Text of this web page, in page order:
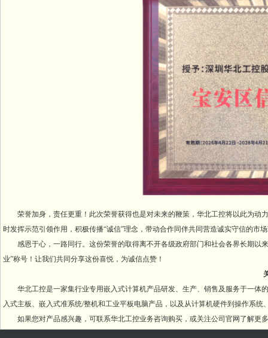
荣誉加身，责任更重！此次荣誉获得也是对未来的鞭策，华北工控将以此为动
时发挥示范引领作用，积极传播“诚信”理念，带动合作同伴共同营造诚实守信的市
感恩于心，一路同行。这份荣誉的取得离不开各级政府部门和社会各界长期以
业”称号！让我们共同分享这份喜悦，为诚信点赞！
华北工控是一家集行业专用嵌入式计算机产品研发、生产、销售及服务于一体
入式主板、嵌入式准系统/整机和工业平板电脑产品，以及从计算机硬件到操作系
如果您对产品感兴趣，可联系华北工控业务咨询购买，或关注公司官网了解更